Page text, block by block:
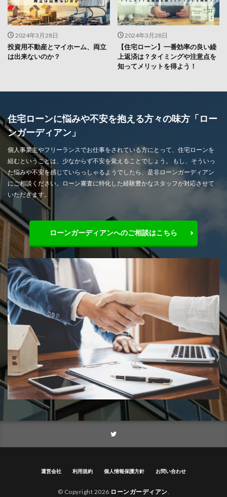
2024年3月28日
投資用不動産とマイホーム、両立
は出来ないのか？
2024年3月28日
【住宅ローン】一番効率の良い繰
上返済は？タイミングや注意点を
知ってメリットを得よう！
住宅ローンに悩みや不安を抱える方々の味方「ロー
ンガーディアン」
個人事業主やフリーランスでお仕事をされている方にとって、住宅ローンを
組むということは、少なからず不安を覚えることでしょう。 もし、そういっ
た悩みや不安を感じていらっしゃるようでしたら、是非ローンガーディアン
にご相談ください。ローン審査に特化した経験豊かなスタッフが対応させて
いただきます。
ローンガーディアンへのご相談はこちら
運営会社 利用規約 個人情報保護方針 お問い合わせ
© Copyright 2026 ローンガーディアン.